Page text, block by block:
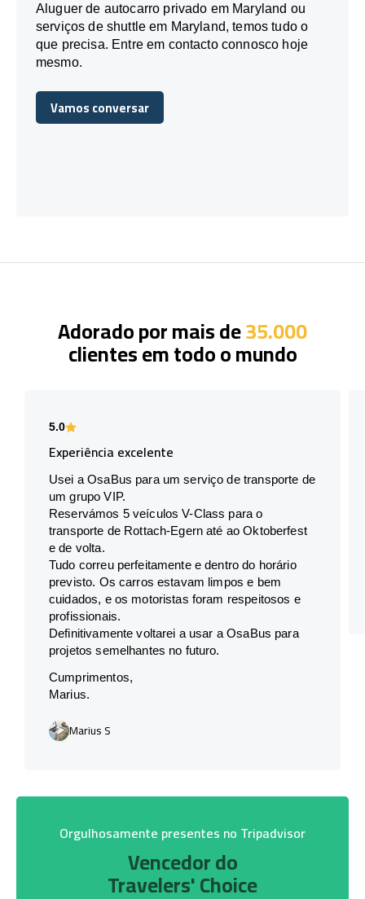
Aluguer de autocarro privado em Maryland ou
serviços de shuttle em Maryland, temos tudo o
que precisa. Entre em contacto connosco hoje
mesmo.
Vamos conversar
Vamos conversar
Adorado por mais de35.000
clientes em todo o mundo
5.0
Experiência excelente
Usei a OsaBus para um serviço de transporte de
um grupo VIP.
Reservámos 5 veículos V-Class para o
transporte de Rottach-Egern até ao Oktoberfest
e de volta.
Tudo correu perfeitamente e dentro do horário
previsto. Os carros estavam limpos e bem
cuidados, e os motoristas foram respeitosos e
profissionais.
Definitivamente voltarei a usar a OsaBus para
projetos semelhantes no futuro.
Cumprimentos,
Marius.
Marius S
Orgulhosamente presentes no Tripadvisor
Vencedor do
Travelers' Choice